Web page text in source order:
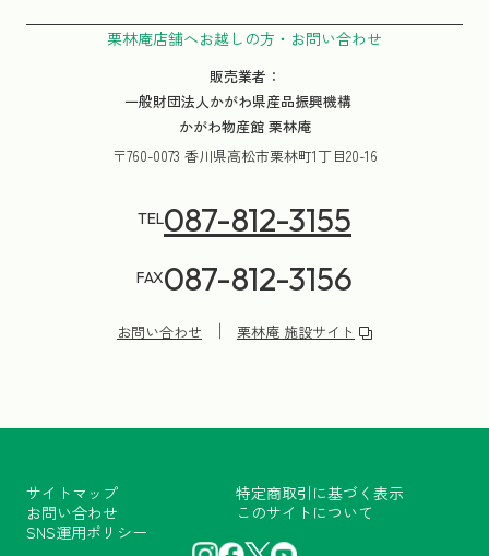
栗林庵店舗へお越しの方・お問い合わせ
販売業者：
一般財団法人かがわ県産品振興機構
かがわ物産館 栗林庵
〒760-0073 香川県高松市栗林町1丁目20-16
TEL087-812-3155
FAX087-812-3156
お問い合わせ 栗林庵 施設サイト
サイトマップ
特定商取引に基づく表示
お問い合わせ
このサイトについて
SNS運用ポリシー